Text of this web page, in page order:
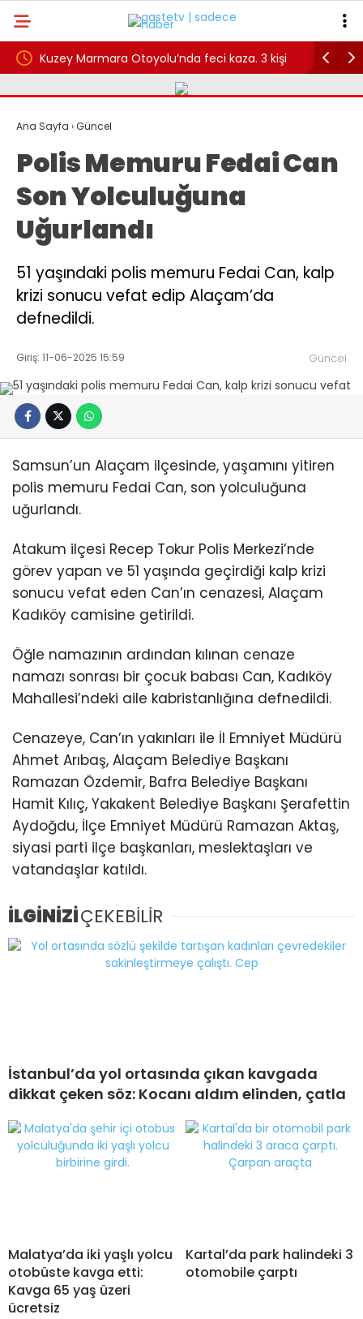
Kuzey Marmara Otoyolu’nda feci kaza. 3 kişi
öldü, 1 kişi yaralandı
Çocuk
suçlarda
Ana Sayfa ›Güncel
Polis Memuru Fedai Can
Son Yolculuğuna
Uğurlandı
51 yaşındaki polis memuru Fedai Can, kalp
krizi sonucu vefat edip Alaçam’da
defnedildi.
Giriş: 11-06-2025 15:59 Güncel
Samsun’un Alaçam ilçesinde, yaşamını yitiren
polis memuru Fedai Can, son yolculuğuna
uğurlandı.
Atakum ilçesi Recep Tokur Polis Merkezi’nde
görev yapan ve 51 yaşında geçirdiği kalp krizi
sonucu vefat eden Can’ın cenazesi, Alaçam
Kadıköy camisine getirildi.
Öğle namazının ardından kılınan cenaze
namazı sonrası bir çocuk babası Can, Kadıköy
Mahallesi’ndeki aile kabristanlığına defnedildi.
Cenazeye, Can’ın yakınları ile İl Emniyet Müdürü
Ahmet Arıbaş, Alaçam Belediye Başkanı
Ramazan Özdemir, Bafra Belediye Başkanı
Hamit Kılıç, Yakakent Belediye Başkanı Şerafettin
Aydoğdu, İlçe Emniyet Müdürü Ramazan Aktaş,
siyasi parti ilçe başkanları, meslektaşları ve
vatandaşlar katıldı.
İLGİNİZİÇEKEBİLİR
İstanbul’da yol ortasında çıkan kavgada
dikkat çeken söz: Kocanı aldım elinden, çatla
Malatya’da iki yaşlı yolcu
otobüste kavga etti:
Kavga 65 yaş üzeri
ücretsiz
Kartal’da park halindeki 3
otomobile çarptı